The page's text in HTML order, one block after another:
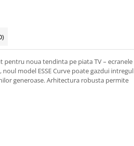
pentru noua tendinta pe piata TV – ecranele
model ESSE Curve poate gazdui intregul
generoase. Arhitectura robusta permite